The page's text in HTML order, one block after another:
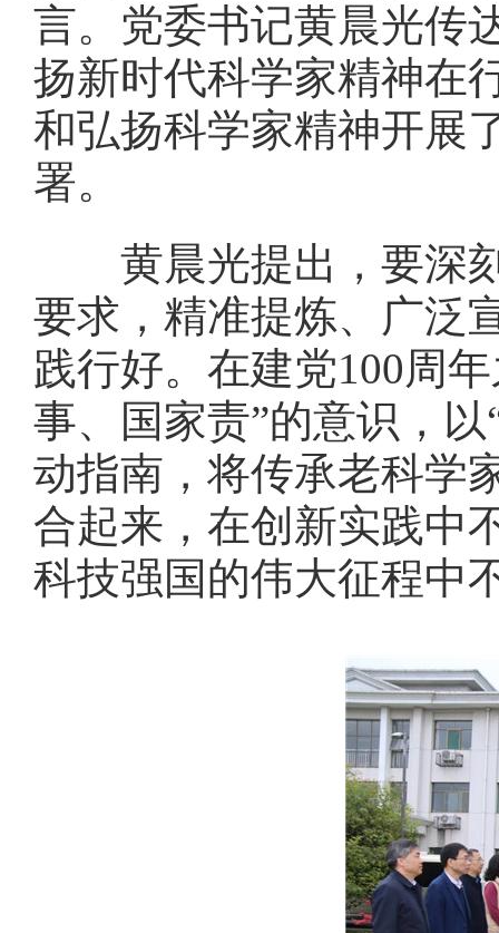
言。党委书记黄晨光传
扬新时代科学家精神在
和弘扬科学家精神开展
署。
黄晨光提出，要深刻
要求，精准提炼、广泛
践行好。在建党100周
事、国家责”的意识，
动指南，将传承老科学
合起来，在创新实践中
科技强国的伟大征程中